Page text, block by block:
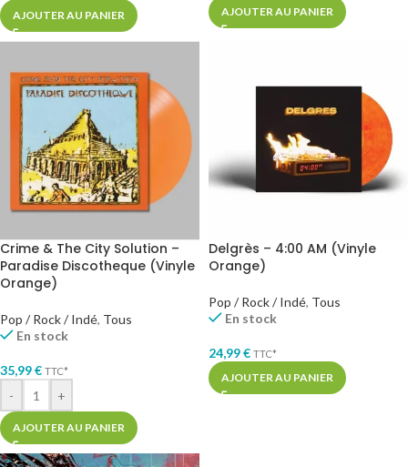
AJOUTER AU PANIER AJOUTER AU PANIER
Crime & The City Solution –
Paradise Discotheque (Vinyle
Orange)
Pop / Rock / Indé, Tous
En stock
35,99€ TTC*
- +
AJOUTER AU PANIER
Delgrès – 4:00 AM (Vinyle
Orange)
Pop / Rock / Indé, Tous
En stock
24,99€ TTC*
AJOUTER AU PANIER